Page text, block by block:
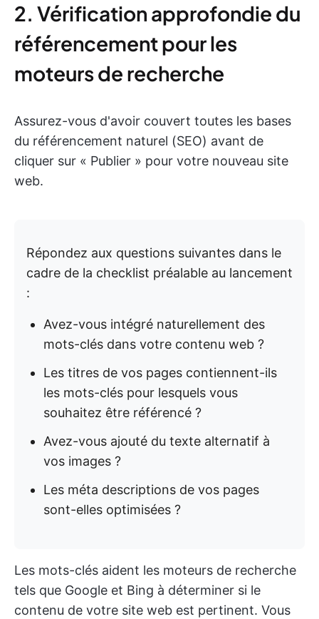
2. Vérification approfondie du
référencement pour les
moteurs de recherche
Assurez-vous d'avoir couvert toutes les bases
du référencement naturel (SEO) avant de
cliquer sur « Publier » pour votre nouveau site
web.
Répondez aux questions suivantes dans le
cadre de la checklist préalable au lancement
:
Avez-vous intégré naturellement des
mots-clés dans votre contenu web ?
Les titres de vos pages contiennent-ils
les mots-clés pour lesquels vous
souhaitez être référencé ?
Avez-vous ajouté du texte alternatif à
vos images ?
Les méta descriptions de vos pages
sont-elles optimisées ?
Les mots-clés aident les moteurs de recherche
tels que Google et Bing à déterminer si le
contenu de votre site web est pertinent. Vous